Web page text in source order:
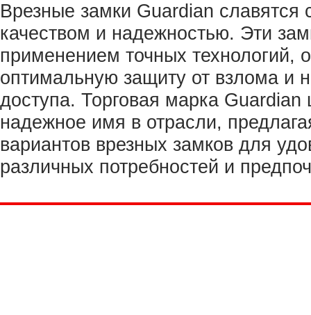
Врезные замки Guardian
качеством и надежностью. Эти
применением точных технологий,
оптимальную защиту от взлома и
доступа. Торговая марка Guardian
надежное имя в отрасли,
вариантов врезных замков для
различных потребностей и